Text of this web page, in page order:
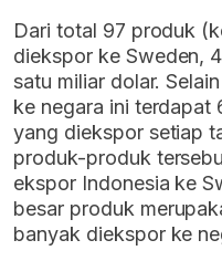
Dari total 97 produk
diekspor ke Sweden,
satu miliar dolar.
ke negara ini terdapat
yang diekspor setiap
produk-produk
ekspor Indonesia ke
besar produk
banyak diekspor ke